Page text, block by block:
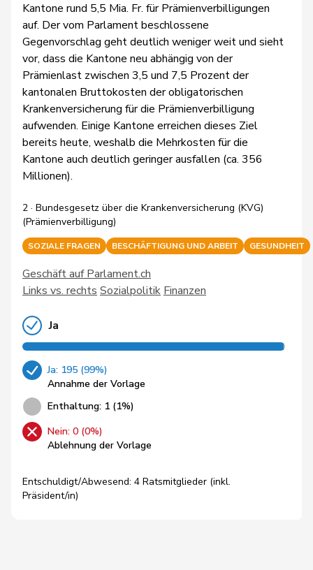
Kantone rund 5,5 Mia. Fr. für Prämienverbilligungen
auf. Der vom Parlament beschlossene
Gegenvorschlag geht deutlich weniger weit und sieht
vor, dass die Kantone neu abhängig von der
Prämienlast zwischen 3,5 und 7,5 Prozent der
kantonalen Bruttokosten der obligatorischen
Krankenversicherung für die Prämienverbilligung
aufwenden. Einige Kantone erreichen dieses Ziel
bereits heute, weshalb die Mehrkosten für die
Kantone auch deutlich geringer ausfallen (ca. 356
Millionen).
2 · Bundesgesetz über die Krankenversicherung (KVG)
(Prämienverbilligung)
SOZIALE FRAGEN BESCHÄFTIGUNG UND ARBEIT GESUNDHEIT
Geschäft auf Parlament.ch
Links vs. rechts Sozialpolitik Finanzen
Ja
Ja: 195 (99%)
Annahme der Vorlage
Enthaltung: 1 (1%)
Nein: 0 (0%)
Ablehnung der Vorlage
Entschuldigt/Abwesend: 4 Ratsmitglieder (inkl.
Präsident/in)